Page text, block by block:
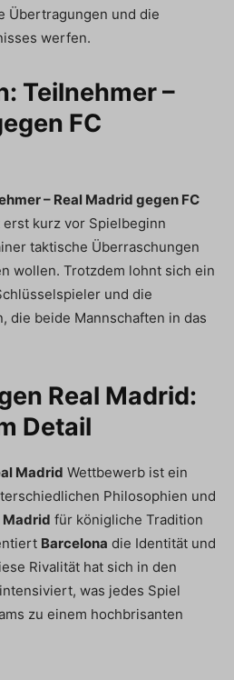
Übertragungen und die
werfen.
Teilnehmer –
FC
– Real Madrid gegen FC
kurz vor Spielbeginn
taktische Überraschungen
wollen. Trotzdem lohnt sich ein
und die
die beide Mannschaften in das
Real Madrid:
Detail
Madrid Wettbewerb ist ein
Philosophien und
Madrid für königliche Tradition
Barcelona die Identität und
Rivalität hat sich in den
was jedes Spiel
zu einem hochbrisanten